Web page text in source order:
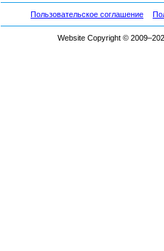
Пользовательское соглашение
Website Copyright ©